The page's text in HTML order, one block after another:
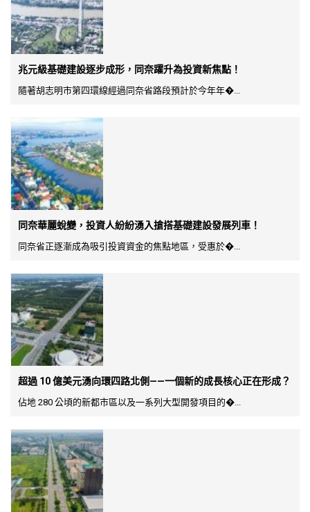
兆元級基礎建設逐步成形，同奈躍升為投資新焦點！
隨著胡志明市第四環線經過同奈省路段預計於今年年�...
同奈華麗蛻變，投資人紛紛湧入搶搭基礎建設發展列車！
同奈省正逐漸成為吸引投資資金的焦點地區，受惠於�...
超過 10 億美元湧向環四路北側——一個新的成長核心正在形成？
佔地 280 公頃的新都市區以及一系列大型開發項目的�...